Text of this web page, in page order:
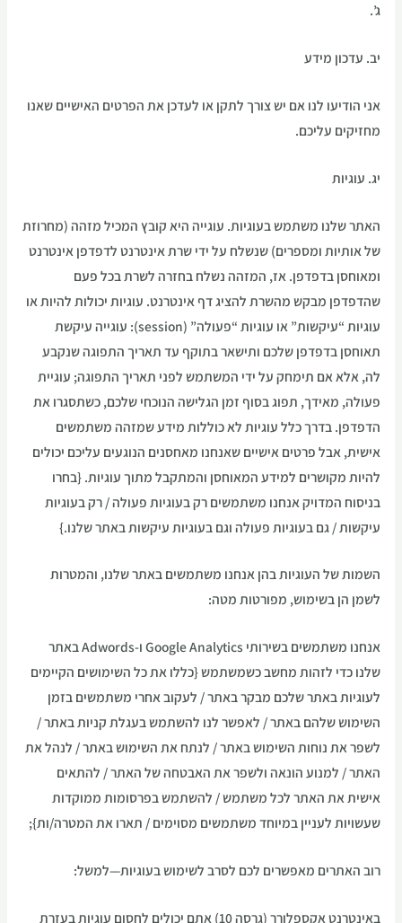
ג’.
יב. עדכון מידע
אני הודיעו לנו אם יש צורך לתקן או לעדכן את הפרטים האישיים שאנו
מחזיקים עליכם.
יג. עוגיות
האתר שלנו משתמש בעוגיות. עוגייה היא קובץ המכיל מזהה (מחרוזת
של אותיות ומספרים) שנשלח על ידי שרת אינטרנט לדפדפן אינטרנט
ומאוחסן בדפדפן. אז, המזהה נשלח בחזרה לשרת בכל פעם
שהדפדפן מבקש מהשרת להציג דף אינטרנט. עוגיות יכולות להיות או
עוגיות “עיקשות” או עוגיות “פעולה” (session): עוגייה עיקשת
תאוחסן בדפדפן שלכם ותישאר בתוקף עד תאריך התפוגה שנקבע
לה, אלא אם תימחק על ידי המשתמש לפני תאריך התפוגה; עוגיית
פעולה, מאידך, תפוג בסוף זמן הגלישה הנוכחי שלכם, כשתסגרו את
הדפדפן. בדרך כלל עוגיות לא כוללות מידע שמזהה משתמשים
אישית, אבל פרטים אישיים שאנחנו מאחסנים הנוגעים עליכם יכולים
להיות מקושרים למידע המאוחסן והמתקבל מתוך עוגיות. {בחרו
בניסוח המדויק אנחנו משתמשים רק בעוגיות פעולה / רק בעוגיות
עיקשות / גם בעוגיות פעולה וגם בעוגיות עיקשות באתר שלנו.}
השמות של העוגיות בהן אנחנו משתמשים באתר שלנו, והמטרות
לשמן הן בשימוש, מפורטות מטה:
אנחנו משתמשים בשירותי Google Analytics ו-Adwords באתר
שלנו כדי לזהות מחשב כשמשתמש {כללו את כל השימושים הקיימים
לעוגיות באתר שלכם מבקר באתר / לעקוב אחרי משתמשים בזמן
השימוש שלהם באתר / לאפשר לנו להשתמש בעגלת קניות באתר /
לשפר את נוחות השימוש באתר / לנתח את השימוש באתר / לנהל את
האתר / למנוע הונאה ולשפר את האבטחה של האתר / להתאים
אישית את האתר לכל משתמש / להשתמש בפרסומות ממוקדות
שעשויות לעניין במיוחד משתמשים מסוימים / תארו את המטרה/ות};
רוב האתרים מאפשרים לכם לסרב לשימוש בעוגיות—למשל:
באינטרנט אקספלורר (גרסה 10) אתם יכולים לחסום עוגיות בעזרת